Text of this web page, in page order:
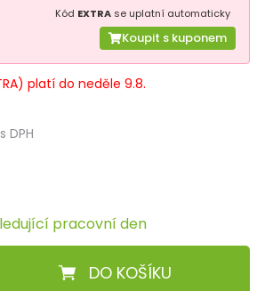
Kód EXTRA se uplatní automaticky
Koupit s kuponem
platí do neděle 9.8.
s DPH
pracovní den
DO KOŠÍKU